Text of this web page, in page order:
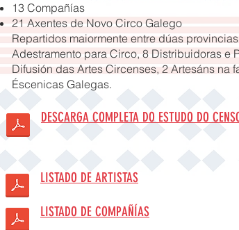
13 Compañías
21 Axentes de Novo Circo Galego
Repartidos maiormente entre dúas
Adestramento para Circo, 8 Distribuidoras e
Difusión das Artes Circenses, 2 Artesáns
Éscenicas Galegas.
DESCARGA COMPLETA DO ESTUDO DO
LISTADO DE ARTISTAS
LISTADO DE COMPAÑÍAS